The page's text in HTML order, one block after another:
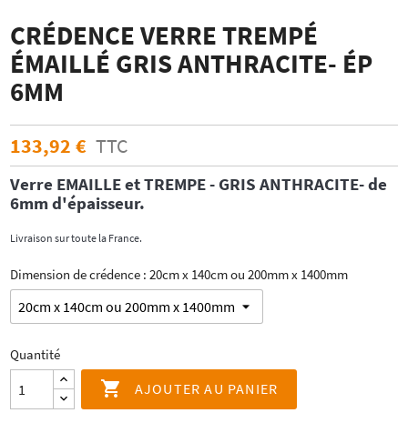
CRÉDENCE VERRE TREMPÉ
ÉMAILLÉ GRIS ANTHRACITE- ÉP
6MM
133,92 € TTC
Verre EMAILLE et TREMPE - GRIS ANTHRACITE-de
6mm d'épaisseur.
Livraison sur toute la France.
Dimension de crédence : 20cm x 140cm ou 200mm x 1400mm
Quantité
 AJOUTER AU PANIER